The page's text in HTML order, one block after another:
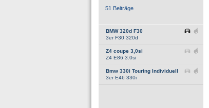
51 Beiträge
BMW 320d F30
3er F30 320d
Z4 coupe 3,0si
Z4 E86 3.0si
Bmw 330i Touring Individuell
3er E46 330i